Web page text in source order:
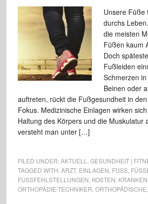
Unsere Füße
durchs
die meisten
Füßen kaum
Doch
Fußleiden
Schmerzen
Beinen oder
auftreten, rückt die Fußgesundheit in den
Fokus. Medizinische Einlagen wirken
Haltung des Körpers und die Muskulatur
versteht man unter […]
FILED UNDER:AKTUELL
GESUNDHEIT |
TAGGED WITH:ARZT, EINLAGEN FUSS ,
FUSSFEHLSTELLUNGEN
KOSTEN
ORTHOPÄDIE-TECHNIKER ORTHOPÄDISCHE